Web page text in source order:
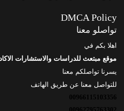
DMCA Policy
تواصلو معنا
اهلا بكم في
موقع مبتعث للدراسات والاستشارات
يسرنا تواصلكم معنا
للتواصل معنا عن طريق الهاتف
00966115103356